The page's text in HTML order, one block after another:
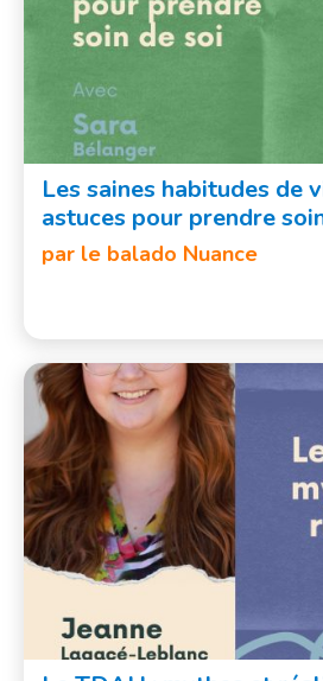
Les saines habitudes de
astuces pour prendre
par le balado Nuance